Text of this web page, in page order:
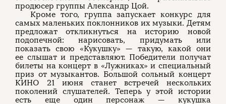
продюсер группы Александр Цой.
Кроме того, группа запускает конкурс для
самых маленьких поклонников их музыки. Детям
предложат откликнуться на историю новой
подопечной: нарисовать, придумать или
показать свою «Кукушку» — такую, какой они
ее слышат и представляют. Победители получат
билеты на концерт в «Лужниках» и специальный
приз от музыкантов. Большой сольный концерт
КИНО 21 июня станет встречей нескольких
поколений слушателей. Теперь у этой истории
есть еще один персонаж — кукушка